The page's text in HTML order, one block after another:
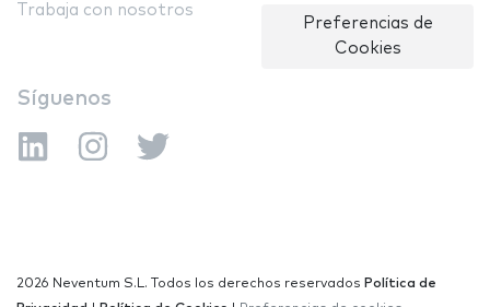
Trabaja con nosotros
Preferencias de
Cookies
Síguenos
2026 Neventum S.L. Todos los derechos reservados Política de